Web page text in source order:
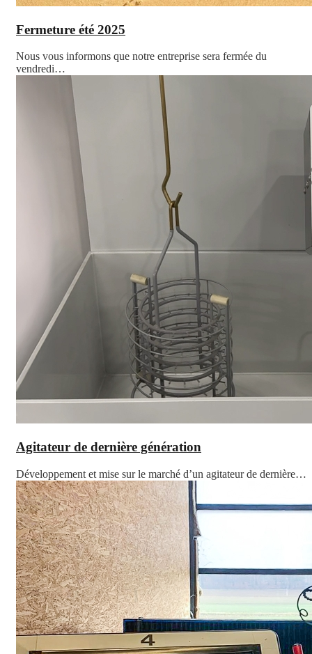
Fermeture été 2025
Nous vous informons que notre entreprise sera fermée du
vendredi…
Agitateur de dernière génération
Développement et mise sur le marché d’un agitateur de dernière…